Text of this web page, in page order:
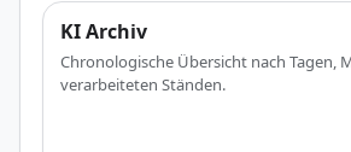
KI Archiv
Chronologische Übersicht nach Tagen,
verarbeiteten Ständen.